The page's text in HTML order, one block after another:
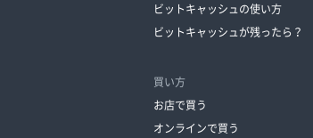
ビットキャッシュの使い方
ビットキャッシュが残ったら？
買い方
お店で買う
オンラインで買う